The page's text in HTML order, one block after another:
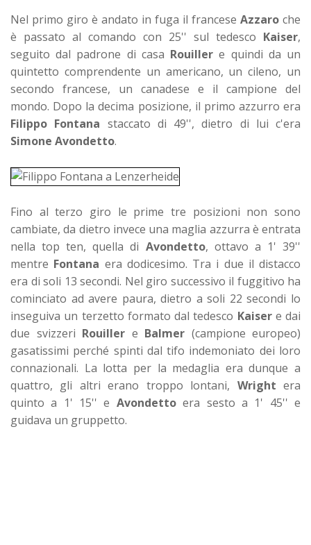
Nel primo giro è andato in fuga il francese Azzaro che
è passato al comando con 25'' sul tedesco Kaiser,
seguito dal padrone di casa Rouiller e quindi da un
quintetto comprendente un americano, un cileno, un
secondo francese, un canadese e il campione del
mondo. Dopo la decima posizione, il primo azzurro era
Filippo Fontana staccato di 49'', dietro di lui c'era
Simone Avondetto.
Fino al terzo giro le prime tre posizioni non sono
cambiate, da dietro invece una maglia azzurra è entrata
nella top ten, quella di Avondetto, ottavo a 1' 39''
mentre Fontana era dodicesimo. Tra i due il distacco
era di soli 13 secondi. Nel giro successivo il fuggitivo ha
cominciato ad avere paura, dietro a soli 22 secondi lo
inseguiva un terzetto formato dal tedesco Kaisere dai
due svizzeri Rouiller e Balmer (campione europeo)
gasatissimi perché spinti dal tifo indemoniato dei loro
connazionali. La lotta per la medaglia era dunque a
quattro, gli altri erano troppo lontani, Wright era
quinto a 1' 15'' e Avondettoera sesto a 1' 45'' e
guidava un gruppetto.